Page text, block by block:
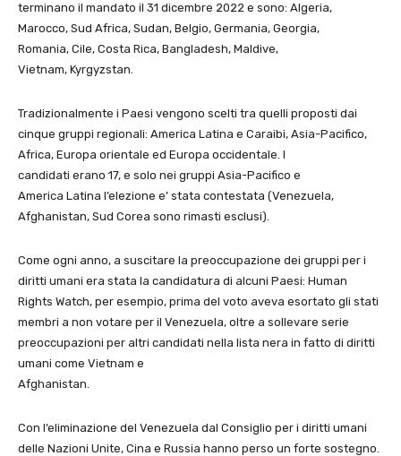
terminano il mandato il 31 dicembre 2022 e sono: Algeria,
Marocco, Sud Africa, Sudan, Belgio, Germania, Georgia,
Romania, Cile, Costa Rica, Bangladesh, Maldive,
Vietnam, Kyrgyzstan.
Tradizionalmente i Paesi vengono scelti tra quelli proposti dai
cinque gruppi regionali: America Latina e Caraibi, Asia-Pacifico,
Africa, Europa orientale ed Europa occidentale. I
candidati erano 17, e solo nei gruppi Asia-Pacifico e
America Latina l’elezione e’ stata contestata (Venezuela,
Afghanistan, Sud Corea sono rimasti esclusi).
Come ogni anno, a suscitare la preoccupazione dei gruppi per i
diritti umani era stata la candidatura di alcuni Paesi: Human
Rights Watch, per esempio, prima del voto aveva esortato gli stati
membri a non votare per il Venezuela, oltre a sollevare serie
preoccupazioni per altri candidati nella lista nera in fatto di diritti
umani come Vietnam e
Afghanistan.
Con l’eliminazione del Venezuela dal Consiglio per i diritti umani
delle Nazioni Unite, Cina e Russia hanno perso un forte sostegno.